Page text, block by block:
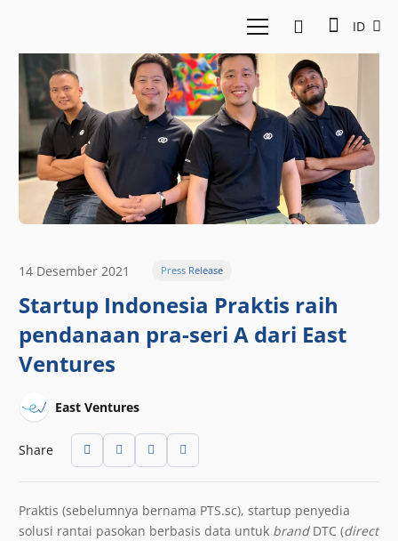
ID
14 Desember 2021 Press Release
Startup Indonesia Praktis raih
pendanaan pra-seri A dari East
Ventures
East Ventures
Share
Praktis (sebelumnya bernama PTS.sc), startup penyedia
solusi rantai pasokan berbasis data untuk brandDTC (direct